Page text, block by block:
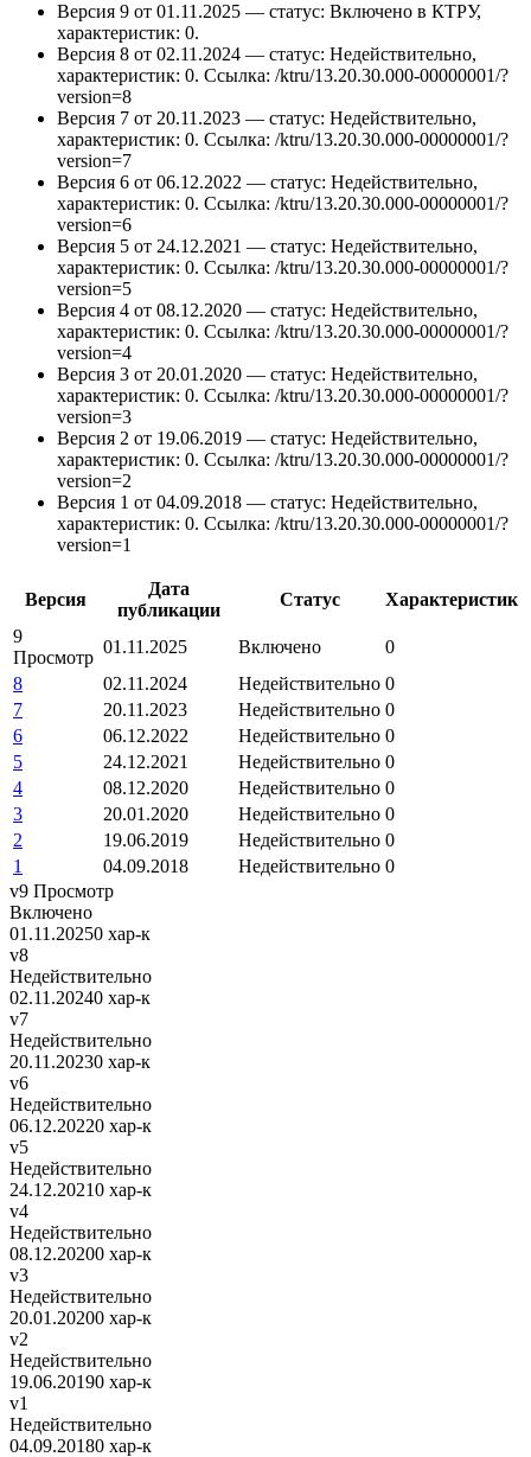
Версия 9 от 01.11.2025 — статус: Включено в КТРУ,
характеристик: 0.
Версия 8 от 02.11.2024 — статус: Недействительно,
характеристик: 0. Ссылка: /ktru/13.20.30.000-00000001/?
version=8
Версия 7 от 20.11.2023 — статус: Недействительно,
характеристик: 0. Ссылка: /ktru/13.20.30.000-00000001/?
version=7
Версия 6 от 06.12.2022 — статус: Недействительно,
характеристик: 0. Ссылка: /ktru/13.20.30.000-00000001/?
version=6
Версия 5 от 24.12.2021 — статус: Недействительно,
характеристик: 0. Ссылка: /ktru/13.20.30.000-00000001/?
version=5
Версия 4 от 08.12.2020 — статус: Недействительно,
характеристик: 0. Ссылка: /ktru/13.20.30.000-00000001/?
version=4
Версия 3 от 20.01.2020 — статус: Недействительно,
характеристик: 0. Ссылка: /ktru/13.20.30.000-00000001/?
version=3
Версия 2 от 19.06.2019 — статус: Недействительно,
характеристик: 0. Ссылка: /ktru/13.20.30.000-00000001/?
version=2
Версия 1 от 04.09.2018 — статус: Недействительно,
характеристик: 0. Ссылка: /ktru/13.20.30.000-00000001/?
version=1
Версия
Дата
публикации
Статус
Характеристик
9
Просмотр
01.11.2025 Включено
0
8
02.11.2024 Недействительно 0
7
20.11.2023 Недействительно 0
6
06.12.2022 Недействительно 0
5
24.12.2021 Недействительно 0
4
08.12.2020 Недействительно 0
3
20.01.2020 Недействительно 0
2
19.06.2019 Недействительно 0
1
04.09.2018 Недействительно 0
v9 Просмотр
Включено
01.11.20250 хар-к
v8
Недействительно
02.11.20240 хар-к
v7
Недействительно
20.11.20230 хар-к
v6
Недействительно
06.12.20220 хар-к
v5
Недействительно
24.12.20210 хар-к
v4
Недействительно
08.12.20200 хар-к
v3
Недействительно
20.01.20200 хар-к
v2
Недействительно
19.06.20190 хар-к
v1
Недействительно
04.09.20180 хар-к